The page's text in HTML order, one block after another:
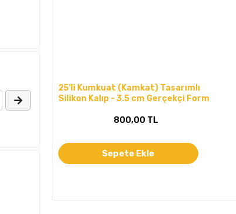
25'li Kumkuat (Kamkat) Tasarımlı
Silikon Kalıp - 3.5 cm Gerçekçi Form
800,00 TL
Sepete Ekle